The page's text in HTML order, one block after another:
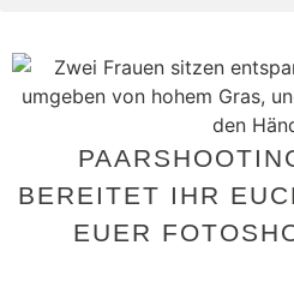
BEREITET IHR
EUER